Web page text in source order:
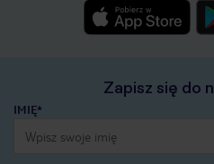
Zapisz się do
IMIĘ*